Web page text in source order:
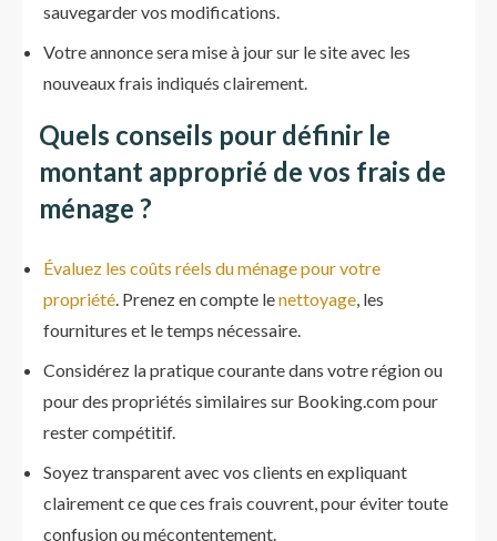
sauvegarder vos modifications.
Votre annonce sera mise à jour sur le site avec les
nouveaux frais indiqués clairement.
Quels conseils pour définir le
montant approprié de vos frais de
ménage ?
Évaluez les coûts réels du ménage pour votre
propriété. Prenez en compte lenettoyage, les
fournitures et le temps nécessaire.
Considérez la pratique courante dans votre région ou
pour des propriétés similaires sur Booking.com pour
rester compétitif.
Soyez transparent avec vos clients en expliquant
clairement ce que ces frais couvrent, pour éviter toute
confusion ou mécontentement.